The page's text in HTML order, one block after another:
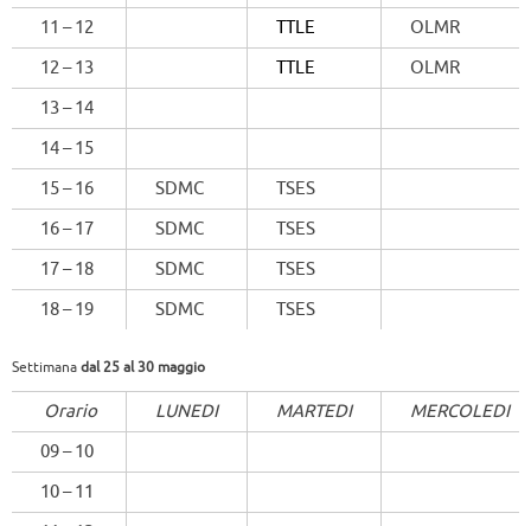
11 – 12
TTLE
OLMR
12 – 13
TTLE
OLMR
13 – 14
14 – 15
15 – 16
SDMC
TSES
16 – 17
SDMC
TSES
17 – 18
SDMC
TSES
18 – 19
SDMC TSES
Settimanadal 25 al 30 maggio
Orario LUNEDI MARTEDI
MERCOLEDI
09 – 10
10 – 11